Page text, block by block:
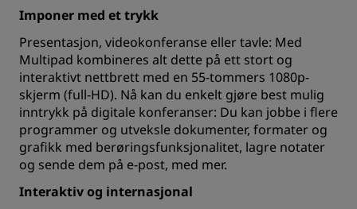
Imponer med et trykk
Presentasjon, videokonferanse eller tavle: Med
Multipad kombineres alt dette på ett stort og
interaktivt nettbrett med en 55-tommers 1080p-
skjerm (full-HD). Nå kan du enkelt gjøre best mulig
inntrykk på digitale konferanser: Du kan jobbe i flere
programmer og utveksle dokumenter, formater og
grafikk med berøringsfunksjonalitet, lagre notater
og sende dem på e-post, med mer.
Interaktiv og internasjonal